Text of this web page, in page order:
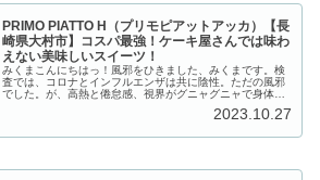
PRIMO PIATTO H（プリモピアットアッカ）【長
崎県大村市】コスパ最強！ケーキ屋さんでは味わ
えない美味しいスイーツ！
みくまこんにちはっ！風邪をひきました、みくまです。検
査では、コロナとインフルエンザは共に陰性。ただの風邪
でした。が、高熱と倦怠感、視界がグニャグニャで身体が
2023.10.27